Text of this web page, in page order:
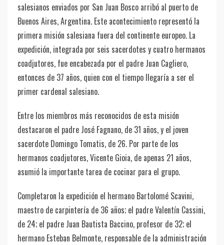
salesianos enviados por San Juan Bosco arribó al puerto de
Buenos Aires, Argentina. Este acontecimiento representó la
primera misión salesiana fuera del continente europeo. La
expedición, integrada por seis sacerdotes y cuatro hermanos
coadjutores, fue encabezada por el padre Juan Cagliero,
entonces de 37 años, quien con el tiempo llegaría a ser el
primer cardenal salesiano.
Entre los miembros más reconocidos de esta misión
destacaron el padre José Fagnano, de 31 años, y el joven
sacerdote Domingo Tomatis, de 26. Por parte de los
hermanos coadjutores, Vicente Gioia, de apenas 21 años,
asumió la importante tarea de cocinar para el grupo.
Completaron la expedición el hermano Bartolomé Scavini,
maestro de carpintería de 36 años; el padre Valentín Cassini,
de 24; el padre Juan Bautista Baccino, profesor de 32; el
hermano Esteban Belmonte, responsable de la administración